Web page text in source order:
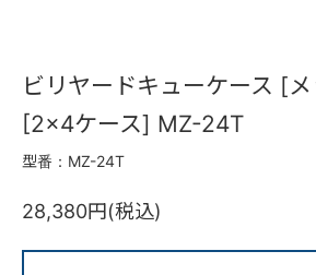
ビリヤードキューケース [
[2×4ケース] MZ-24T
型番：MZ-24T
28,380円(税込)